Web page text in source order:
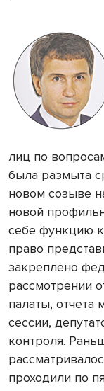
лиц по
была размыта
новом созыве
новой
себе функцию
право
закреплено
рассмотрении
палаты, отчета
сессии,
контроля.
проходили по